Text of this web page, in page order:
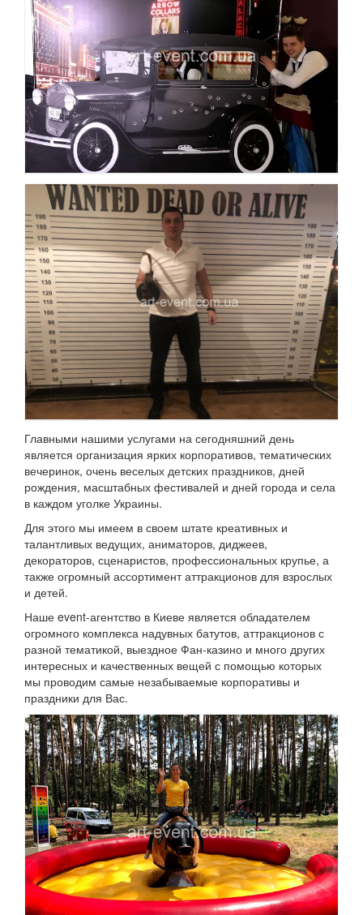
Главными нашими услугами на сегодняшний день
является организация ярких корпоративов, тематических
вечеринок, очень веселых детских праздников, дней
рождения, масштабных фестивалей и дней города и села
в каждом уголке Украины.
Для этого мы имеем в своем штате креативных и
талантливых ведущих, аниматоров, диджеев,
декораторов, сценаристов, профессиональных крупье, а
также огромный ассортимент аттракционов для взрослых
и детей.
Наше event-агентство в Киеве является обладателем
огромного комплекса надувных батутов, аттракционов с
разной тематикой, выездное Фан-казино и много других
интересных и качественных вещей с помощью которых
мы проводим самые незабываемые корпоративы и
праздники для Вас.